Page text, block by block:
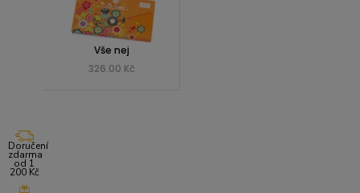
Vše nej
326.00 Kč
Doručení
zdarma
od 1
200 Kč